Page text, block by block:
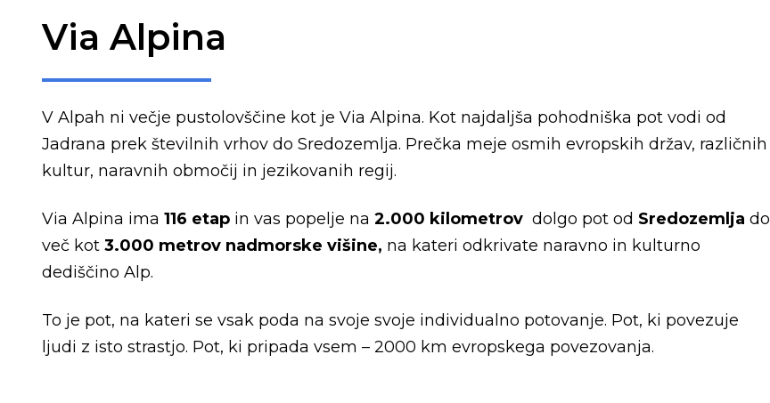
Via Alpina
V Alpah ni večje pustolovščine kot je Via Alpina. Kot najdaljša pohodniška pot vodi od
Jadrana prek številnih vrhov do Sredozemlja. Prečka meje osmih evropskih držav, različnih
kultur, naravnih območij in jezikovanih regij.
Via Alpina ima 116 etap in vas popelje na 2.000 kilometrov dolgo pot od Sredozemlja do
več kot 3.000 metrov nadmorske višine, na kateri odkrivate naravno in kulturno
dediščino Alp.
To je pot, na kateri se vsak poda na svoje svoje individualno potovanje. Pot, ki povezuje
ljudi z isto strastjo. Pot, ki pripada vsem – 2000 km evropskega povezovanja.